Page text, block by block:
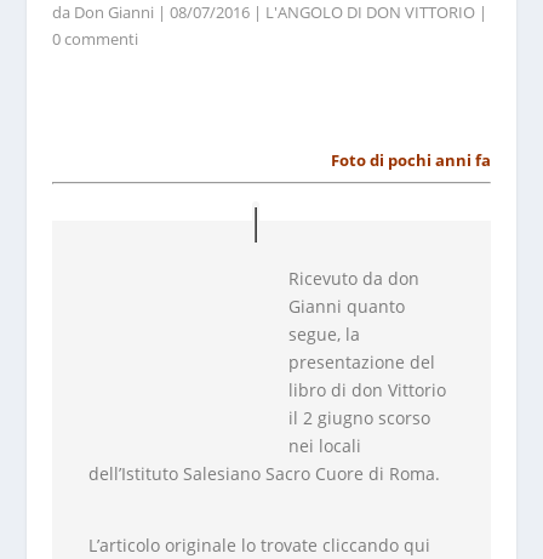
da Don Gianni | 08/07/2016| L'ANGOLO DI DON VITTORIO|
0 commenti
Foto di pochi anni fa
Ricevuto da don
Gianni quanto
segue, la
presentazione del
libro di don Vittorio
il 2 giugno scorso
nei locali
dell’Istituto Salesiano Sacro Cuore di Roma.
L’articolo originale lo trovate cliccando qui